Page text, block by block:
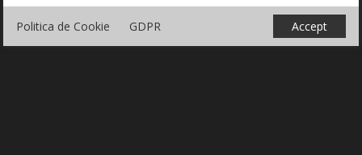
Politica de Cookie GDPR Accept